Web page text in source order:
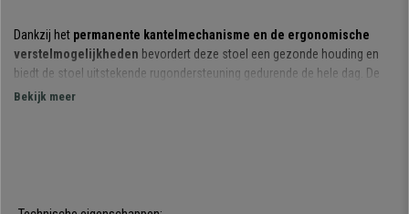
Dankzij het permanente kantelmechanisme en de ergonomische
verstelmogelijkheden bevordert deze stoel een gezonde houding en
biedt de stoel uitstekende rugondersteuning gedurende de hele dag. De
opmerkelijke prijs-kwaliteitverhouding en de hoogwaardige materialen
Bekijk meer